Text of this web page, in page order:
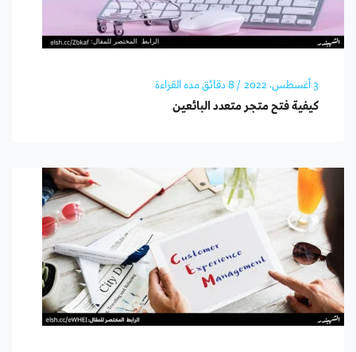
3 أغسطس، 2022 / 8 دقائق مده القراءة
كيفية فتح متجر متعدد البائعين